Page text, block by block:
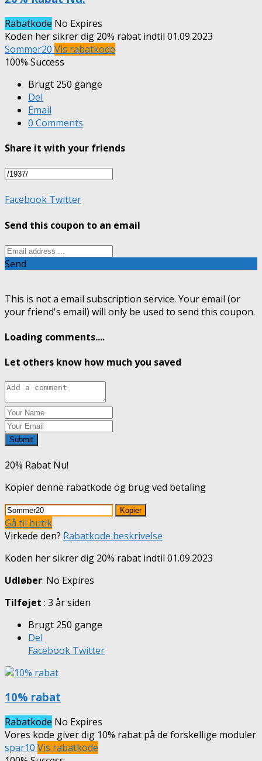
Rabatkode No Expires
Koden her sikrer dig 20% rabat indtil 01.09.2023
Sommer20 Vis rabatkode
100% Success
Brugt 250 gange
Del
Email
0 Comments
Share it with your friends
Facebook Twitter
Send this coupon to an email
Send
This is not a email subscription service. Your email (or
your friend's email) will only be used to send this coupon.
Loading comments....
Let others know how much you saved
Submit
20% Rabat Nu!
Kopier denne rabatkode og brug ved betaling
Kopier
Gå til butik
Virkede den? Rabatkode beskrivelse
Koden her sikrer dig 20% rabat indtil 01.09.2023
Udløber: No Expires
Tilføjet : 3 år siden
Brugt 250 gange
Del
Facebook Twitter
10% rabat
Rabatkode No Expires
Vores kode giver dig 10% rabat på de forskellige moduler
spar10 Vis rabatkode